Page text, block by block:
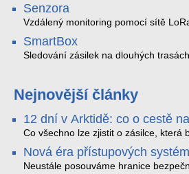
Senzora
Vzdálený monitoring pomocí sítě
SmartBox
Sledování zásilek na dlouhých trasách
Nejnovější články
12 dní v Arktidě: co o cestě
data ze SMARTBOX 2 MAX
Co všechno lze zjistit o zásilce, která
projede Arktidou? SMARTBOX 2
Tromsø přes Lofoty, Kirunu a finské
Nordkapp. Bez jediného dobití, v
Nová éra přístupových
Signo
Neustále posouváme hranice